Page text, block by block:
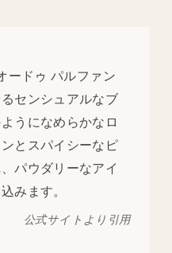
ードゥ パルファン
センシュアルなブ
うになめらかなロ
とスパイシーなピ
パウダリーなアイ
みます。
公式サイトより引用